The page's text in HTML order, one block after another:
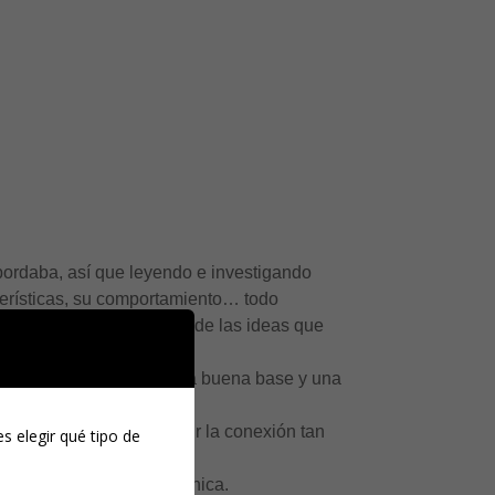
así que leyendo e investigando
su comportamiento… todo
mi instinto y a muchas de las ideas que
me dotó de una buena base y una
a mi hijo.
satisfactorio sentir la conexión tan
que nos enseñó Mónica.
elegir qué tipo de